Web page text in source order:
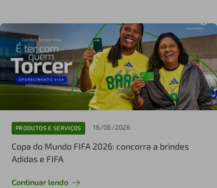
PRODUTOS E SERVIÇOS 16/06/2026
Copa do Mundo FIFA 2026: concorra a brindes
Adidas e FIFA
Continuar lendo